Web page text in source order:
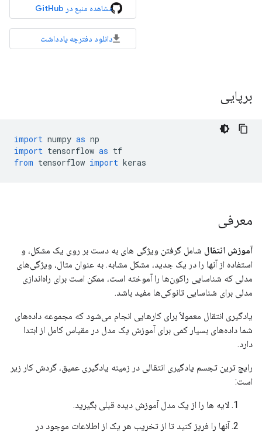
مشاهده منبع در GitHub
دانلود دفترچه یادداشت
برپایی
import numpy as np
import tensorflow as tf
from tensorflow import keras
معرفی
آموزش انتقال شامل گرفتن ویژگی های به دست بر روی یک مشکل، و
استفاده از آنها را در یک جدید، مشکل مشابه. به عنوان مثال، ویژگی‌های
مدلی که شناسایی راکون‌ها را آموخته است، ممکن است برای راه‌اندازی
مدلی برای شناسایی تانوکی‌ها مفید باشد.
یادگیری انتقال معمولاً برای کارهایی انجام می‌شود که مجموعه داده‌های
شما داده‌های بسیار کمی برای آموزش یک مدل در مقیاس کامل از ابتدا
دارد.
رایج ترین تجسم یادگیری انتقالی در زمینه یادگیری عمیق، گردش کار زیر
است:
لایه ها را از یک مدل آموزش دیده قبلی بگیرید.
آنها را فریز کنید تا از تخریب هر یک از اطلاعات موجود در